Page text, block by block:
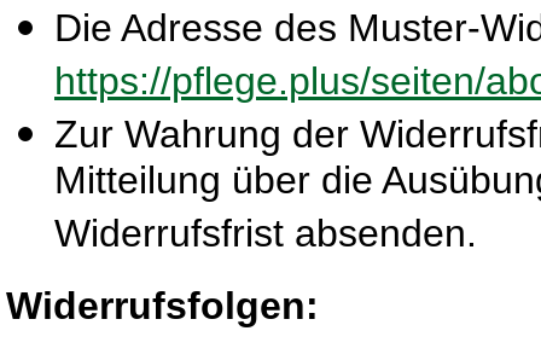
Die Adresse des Muster-
https://pflege.plus/seiten/
Zur Wahrung der
Mitteilung über die
Widerrufsfrist absenden.
Widerrufsfolgen: